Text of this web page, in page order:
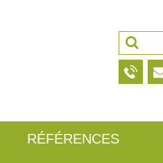
Rechercher :
RÉFÉRENCES